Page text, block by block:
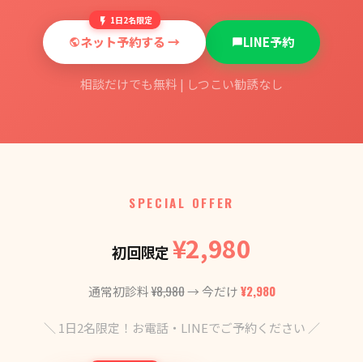
1日2名限定
ネット予約する → LINE予約
相談だけでも無料 | しつこい勧誘なし
SPECIAL OFFER
初回限定¥2,980
通常初診料¥8,980→ 今だけ¥2,980
＼ 1日2名限定！お電話・LINEでご予約ください ／